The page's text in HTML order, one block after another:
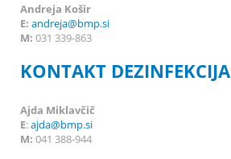
Andreja Košir
E: andreja@bmp.si
M: 031 339-863
KONTAKT DEZINFEKCIJA
Ajda Miklavčič
E:ajda@bmp.si
M: 041 388-944